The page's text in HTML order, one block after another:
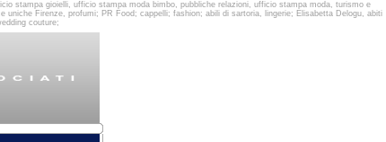
stampa gioielli, ufficio stampa moda bimbo, pubbliche relazioni, ufficio stampa moda, turismo e
Firenze, profumi; PR Food; cappelli; fashion; abili di sartoria, lingerie; Elisabetta Delogu, abiti
couture;